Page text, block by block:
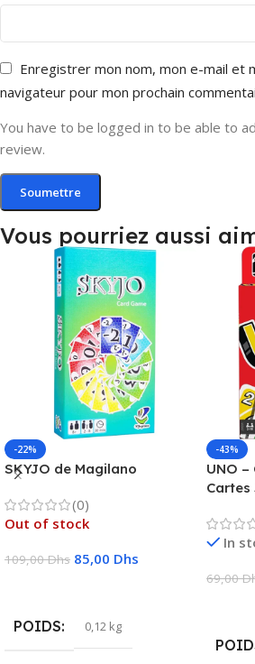
Enregistrer mon nom, mon e-mail et
navigateur pour mon prochain
You have to be logged in to be able to
review.
Vous pourriez aussi
-22%
SKYJO de Magilano
(0)
Out of stock
109,00Dhs 85,00 Dhs
POIDS 0,12 kg
-43%
UNO
Cartes
In
69,00